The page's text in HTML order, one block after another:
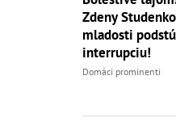
Zdeny
mladosti
interrupciu!
Domáci prominenti